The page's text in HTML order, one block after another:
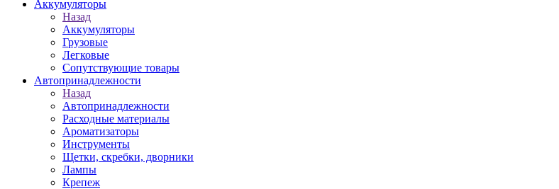
Аккумуляторы
Назад
Аккумуляторы
Грузовые
Легковые
Сопутствующие товары
Автопринадлежности
Назад
Автопринадлежности
Расходные материалы
Ароматизаторы
Инструменты
Щетки, скребки, дворники
Лампы
Крепеж